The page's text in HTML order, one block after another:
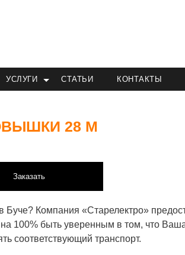
УСЛУГИ СТАТЬИ КОНТАКТЫ
28 М
Заказать
Компания «Старелектро»
100% быть уверенным в том, что
соответствующий транспорт.